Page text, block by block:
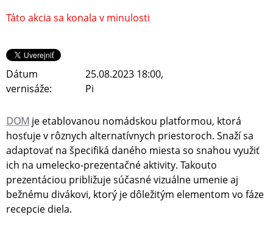
Táto akcia sa konala v minulosti
Dátum
vernisáže:
25.08.2023 18:00,
Pi
DOM je etablovanou nomádskou platformou, ktorá
hosťuje v rôznych alternatívnych priestoroch. Snaží sa
adaptovať na špecifiká daného miesta so snahou využiť
ich na umelecko-prezentačné aktivity. Takouto
prezentáciou približuje súčasné vizuálne umenie aj
bežnému divákovi, ktorý je dôležitým elementom vo fáze
recepcie diela.